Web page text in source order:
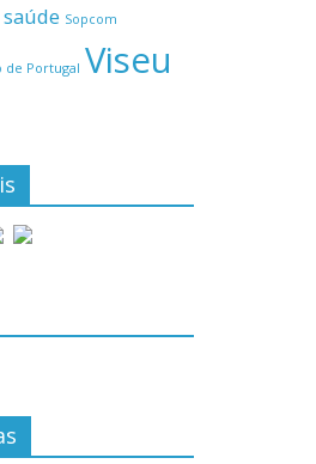
saúde Sopcom
de Portugal Viseu